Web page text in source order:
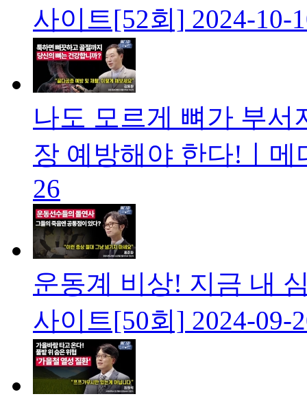
사이트[52회] 2024-10-
나도 모르게 뼈가 부서
장 예방해야 한다!ㅣ
26
운동계 비상! 지금 내
사이트[50회] 2024-09-